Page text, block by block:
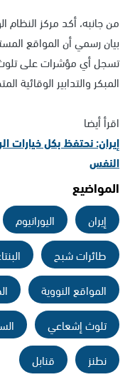
من جانبه، أكد مركز النظام
بيان رسمي أن المواقع
تسجل أي مؤشرات على
المبكر والتدابير الوقائية
اقرأ أيضا
إيران: نحتفظ بكل خيارات
النفس
المواضيع
إيران اليورانيوم
طائرات شبح
المواقع النووية
تلوث إشعاعي
نطنز
قنابل